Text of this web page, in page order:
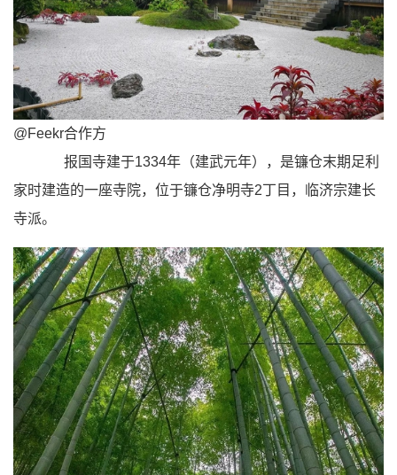
@Feekr合作方
报国寺建于1334年（建武元年），是镰仓末期足利
家时建造的一座寺院，位于镰仓净明寺2丁目，临济宗建长
寺派。